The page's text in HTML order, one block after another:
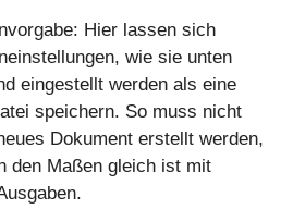
Hier lassen sich
wie sie unten
eingestellt werden als eine
speichern. So muss nicht
Dokument erstellt werden,
den Maßen gleich ist mit